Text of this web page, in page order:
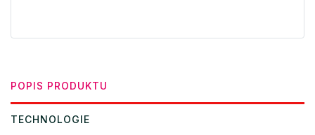
POPIS PRODUKTU
TECHNOLOGIE